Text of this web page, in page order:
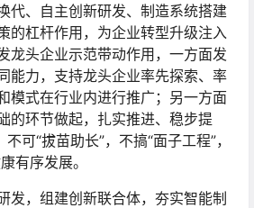
代、自主创新研发、制造系统搭建
的杠杆作用，为企业转型升级注入
龙头企业示范带动作用，一方面发
能力，支持龙头企业率先探索、率
模式在行业内进行推广；另一方面
的环节做起，扎实推进、稳步提
可“拔苗助长”，不搞“面子工程”，
有序发展。
发，组建创新联合体，夯实智能制